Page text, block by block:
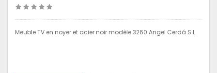
Meuble TV en noyer et acier noir modèle 3260 Angel Cerdá S.L.